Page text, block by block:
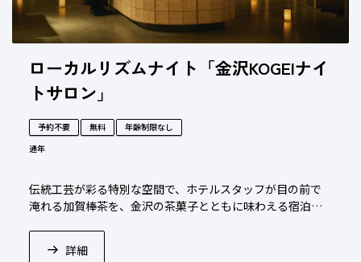
ローカルリズムナイト「金沢KOGEIナイ
トサロン」
予約不要 無料
年齢制限なし
通年
伝統工芸が彩る特別な空間で、ホテルスタッフが目の前で
淹れる加賀棒茶を、金沢の茶菓子とともに味わえる宿泊者
詳細